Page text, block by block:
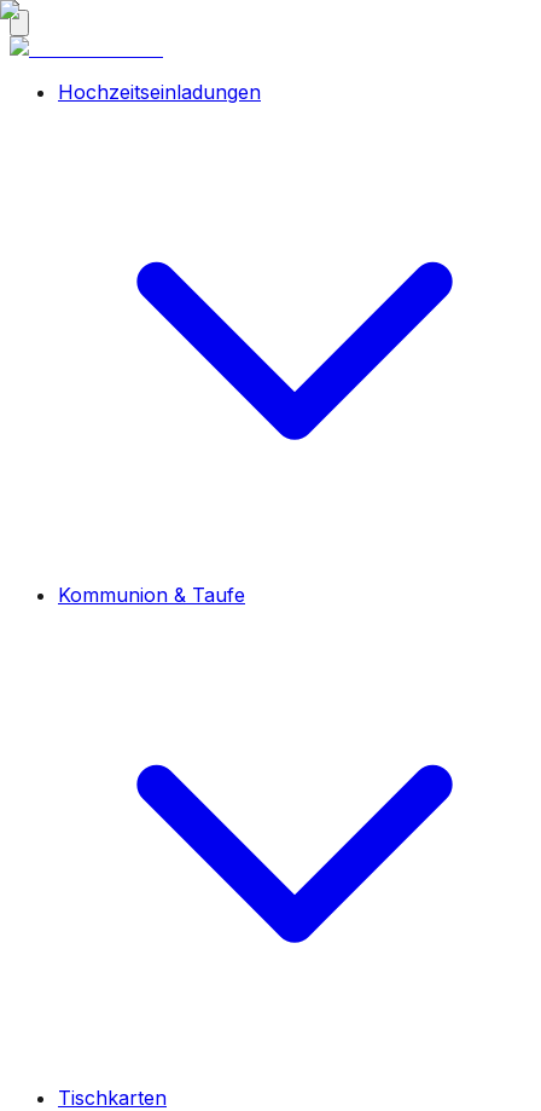
Hochzeitseinladungen
Kommunion & Taufe
Tischkarten